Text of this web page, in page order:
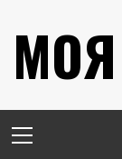
содержимому
меню